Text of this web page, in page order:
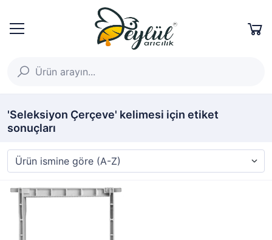
'Seleksiyon Çerçeve' kelimesi için etiket
sonuçları